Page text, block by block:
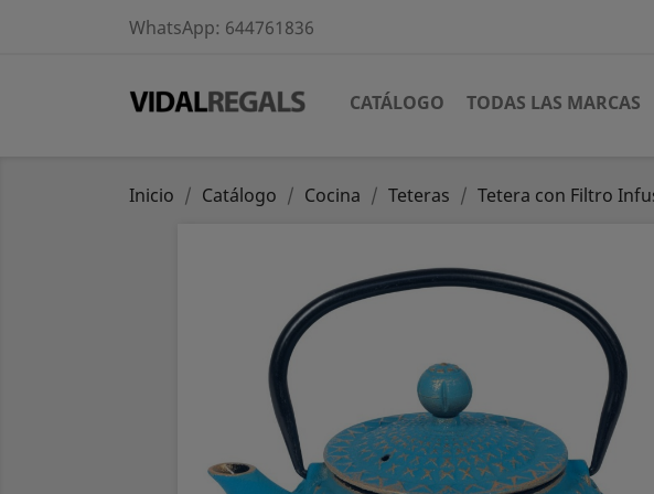
WhatsApp: 644761836
CATÁLOGO TODAS LAS MARCAS
Inicio Catálogo Cocina Teteras Tetera con Filtro